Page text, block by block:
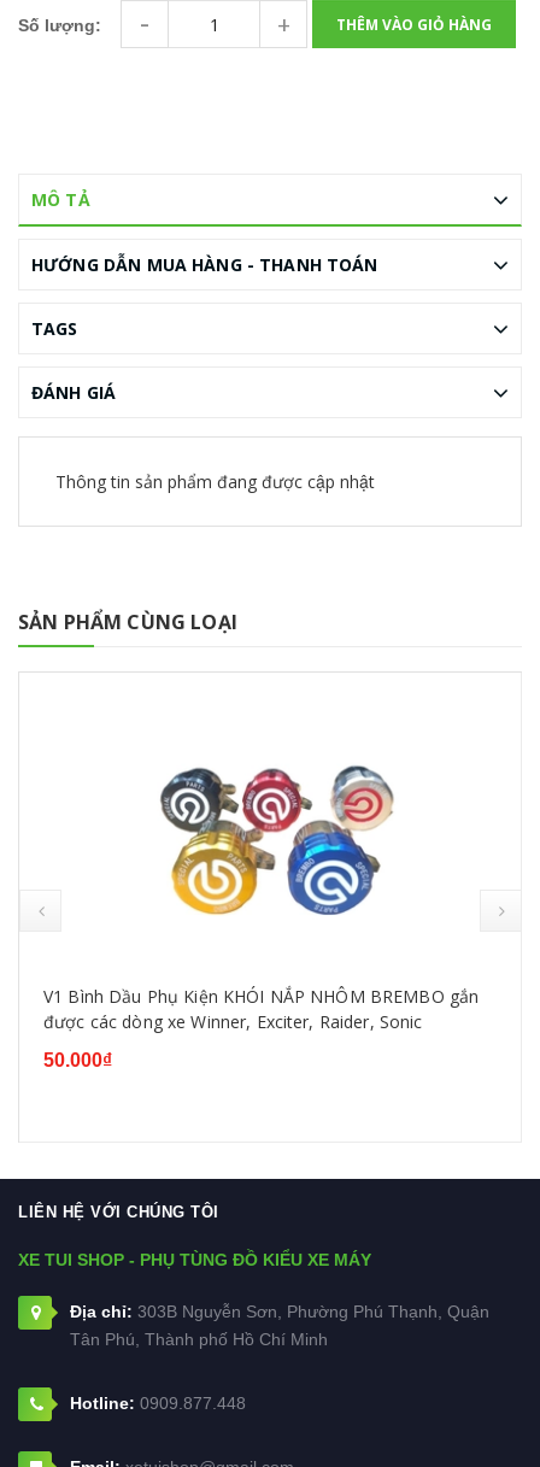
Số lượng: - + THÊM VÀO GIỎ HÀNG
MÔ TẢ
HƯỚNG DẪN MUA HÀNG - THANH TOÁN
TAGS
ĐÁNH GIÁ
Thông tin sản phẩm đang được cập nhật
SẢN PHẨM CÙNG LOẠI
V1 Bình Dầu Phụ Kiện KHÓI NẮP NHÔM BREMBO gắn
được các dòng xe Winner, Exciter, Raider, Sonic
50.000₫
LIÊN HỆ VỚI CHÚNG TÔI
XE TUI SHOP - PHỤ TÙNG ĐỒ KIỂU XE MÁY
Địa chỉ: 303B Nguyễn Sơn, Phường Phú Thạnh, Quận
Tân Phú, Thành phố Hồ Chí Minh
Hotline: 0909.877.448